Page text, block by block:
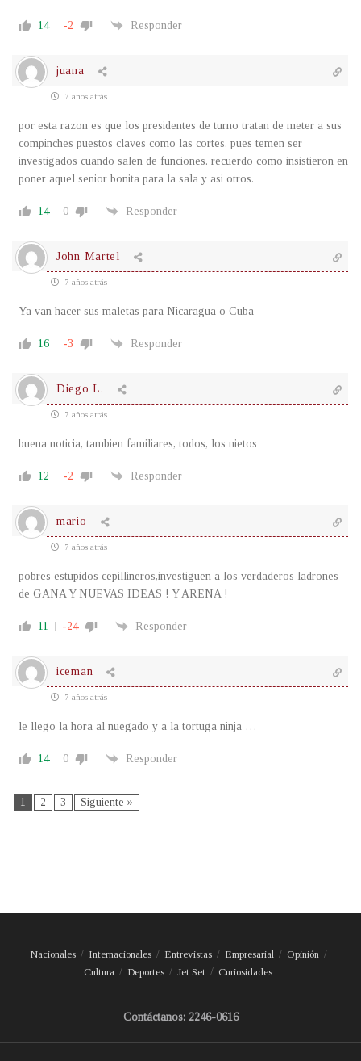
14 -2 Responder
juana
7 años atrás
por esta razon es que los presidentes de turno tratan de meter a sus
compinches puestos claves como las cortes. pues temen ser
investigados cuando salen de funciones. recuerdo como insistieron en
poner aquel senior bonita para la sala y asi otros.
14 0 Responder
John Martel
7 años atrás
Ya van hacer sus maletas para Nicaragua o Cuba
16 -3 Responder
Diego L.
7 años atrás
buena noticia, tambien familiares, todos, los nietos
12 -2 Responder
mario
7 años atrás
pobres estupidos cepillineros,investiguen a los verdaderos ladrones
de GANA Y NUEVAS IDEAS ! Y ARENA !
11 -24 Responder
iceman
7 años atrás
le llego la hora al nuegado y a la tortuga ninja …
14 0 Responder
1 2 3 Siguiente »
Nacionales Internacionales Entrevistas Empresarial
Opinión
Cultura
Deportes Jet Set Curiosidades
Contáctanos: 2246-0616